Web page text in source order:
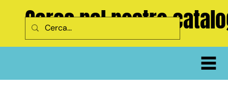
Cerca nel nostro